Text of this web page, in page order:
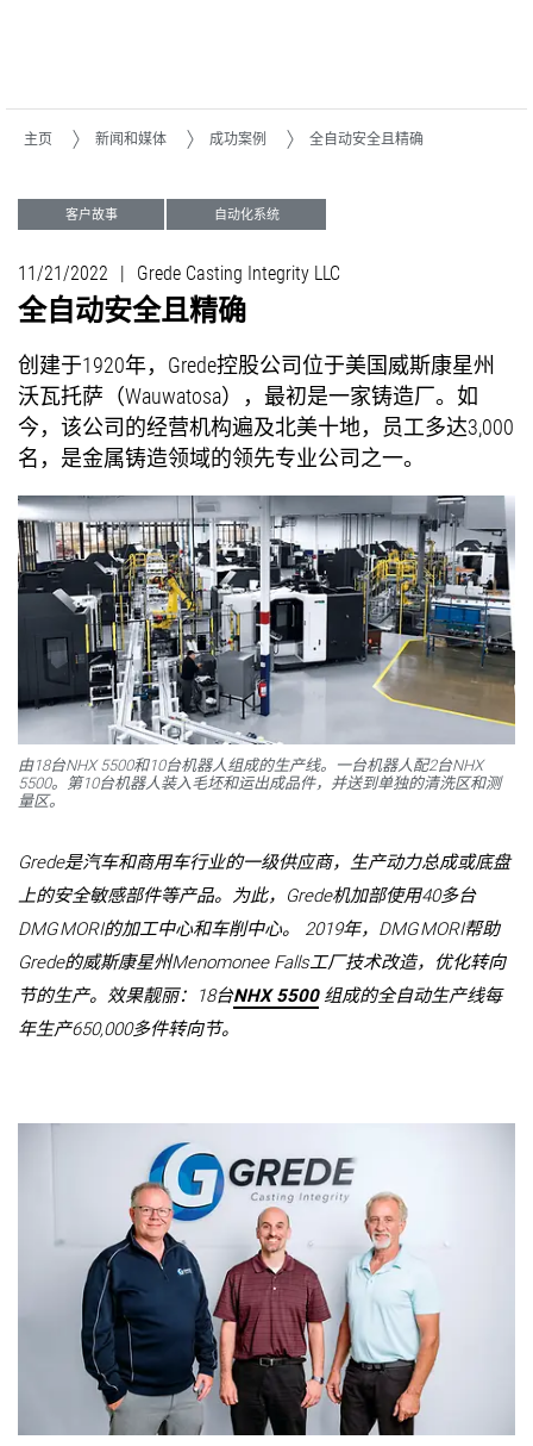
主页 新闻和媒体 成功案例 全自动安全且精确
客户故事 自动化系统
11/21/2022 | Grede Casting Integrity LLC
全自动安全且精确
创建于1920年，Grede控股公司位于美国威斯康星州
沃瓦托萨（Wauwatosa），最初是一家铸造厂。如
今，该公司的经营机构遍及北美十地，员工多达3,000
名，是金属铸造领域的领先专业公司之一。
由18台NHX 5500和10台机器人组成的生产线。一台机器人配2台NHX
5500。第10台机器人装入毛坯和运出成品件，并送到单独的清洗区和测
量区。
Grede是汽车和商用车行业的一级供应商，生产动力总成或底盘
上的安全敏感部件等产品。为此，Grede机加部使用40多台
DMG MORI的加工中心和车削中心。 2019年，DMG MORI帮助
Grede的威斯康星州Menomonee Falls工厂技术改造，优化转向
节的生产。效果靓丽：18台NHX 5500组成的全自动生产线每
年生产650,000多件转向节。